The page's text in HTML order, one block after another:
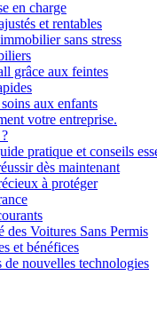
en charge
et rentables
sans stress
grâce aux feintes
aux enfants
votre entreprise.
pratique et conseils
dès maintenant
à protéger
Voitures Sans Permis
et bénéfices
nouvelles technologies